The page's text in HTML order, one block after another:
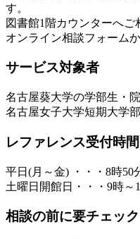
す。
図書館1階カウンターへご
オンライン相談フォーム
サービス対象者
名古屋葵大学の学部生・
名古屋女子大学短期大学
レファレンス受付時間
平日(月～金) ・・・8時50
土曜日開館日・・・9時～
相談の前に要チェック